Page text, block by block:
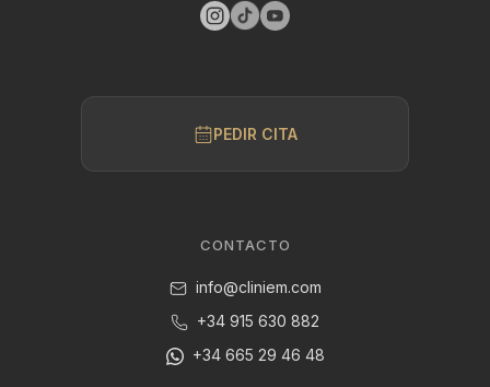
PEDIR CITA
CONTACTO
info@cliniem.com
+34 915 630 882
+34 665 29 46 48